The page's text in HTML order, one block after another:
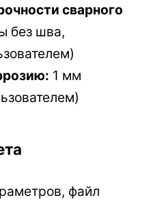
сварного
без шва,
1 мм
файл